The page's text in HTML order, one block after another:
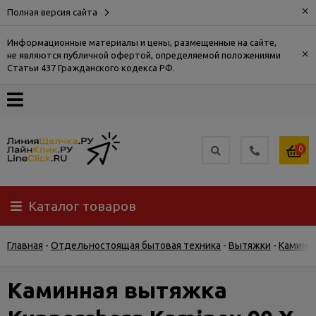
Полная версия сайта ×
Информационные материалы и цены, размещенные на сайте,
не являются публичной офертой, определяемой положениями
Статьи 437 Гражданского кодекса РФ.
×
О
Доставка
Самовывоз
Гарантия
0
Каталог товаров
Главная - Отдельностоящая бытовая техника - Вытяжки -
Каминная вытяжка